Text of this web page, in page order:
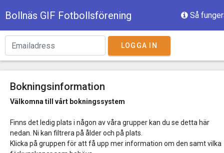
Bollnäs GIF Fotbollsförening Så
LOGGA IN
Bokningsinformation
Välkomna till vårt bokningssystem
Finns det ledig plats i någon av våra grupper kan du se detta här
nedan. Ni kan filtrera på ålder och på plats.
Klicka på gruppen för att få upp mer information om den samt vilka